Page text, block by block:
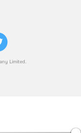
Limited.